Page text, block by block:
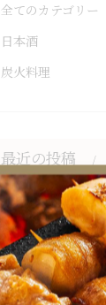
全てのカテゴリー
日本酒
炭火料理
最近の投稿